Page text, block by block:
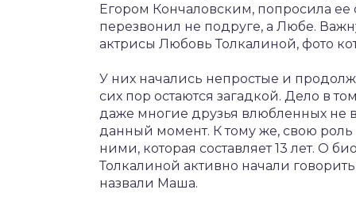
Егором Кончаловским, попросила ее
перезвонил не подруге, а Любе.
актрисы Любовь Толкалиной, фото
У них начались непростые и
сих пор остаются загадкой. Дело в
даже многие друзья влюбленных не
данный момент. К тому же, свою роль
ними, которая составляет 13 лет. О
Толкалиной активно начали
назвали Маша.